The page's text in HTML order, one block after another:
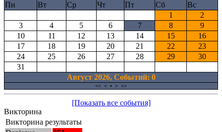
Пн
Вт Ср Чт Пт Сб
Вс
1
2
3
4 5 6 7 8
9
10
11 12 13 14 15
16
17
18 19 20 21 22
23
24
25 26 27 28 29
30
31
Август 2026, Cобытий: 0
<< < • > >>
[Показать все события]
Викторина
Викторина результаты